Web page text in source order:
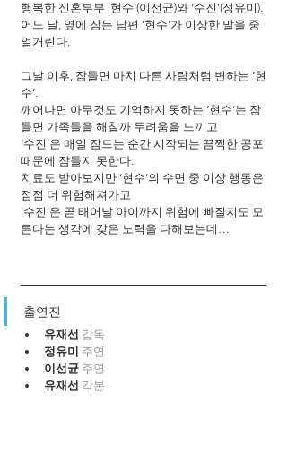
행복한 신혼부부 ‘현수’(이선균)와 ‘수진’(정유미).
어느 날, 옆에 잠든 남편 ‘현수’가 이상한 말을 중
얼거린다.
그날 이후, 잠들면 마치 다른 사람처럼 변하는 ‘현
수’.
깨어나면 아무것도 기억하지 못하는 ‘현수’는 잠
들면 가족들을 해칠까 두려움을 느끼고
‘수진’은 매일 잠드는 순간 시작되는 끔찍한 공포
때문에 잠들지 못한다.
치료도 받아보지만 ‘현수’의 수면 중 이상 행동은
점점 더 위험해져가고
‘수진’은 곧 태어날 아이까지 위험에 빠질지도 모
른다는 생각에 갖은 노력을 다해보는데…
출연진
유재선 감독
정유미 주연
이선균 주연
유재선 각본